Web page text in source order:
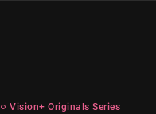
Vision+ Originals Series